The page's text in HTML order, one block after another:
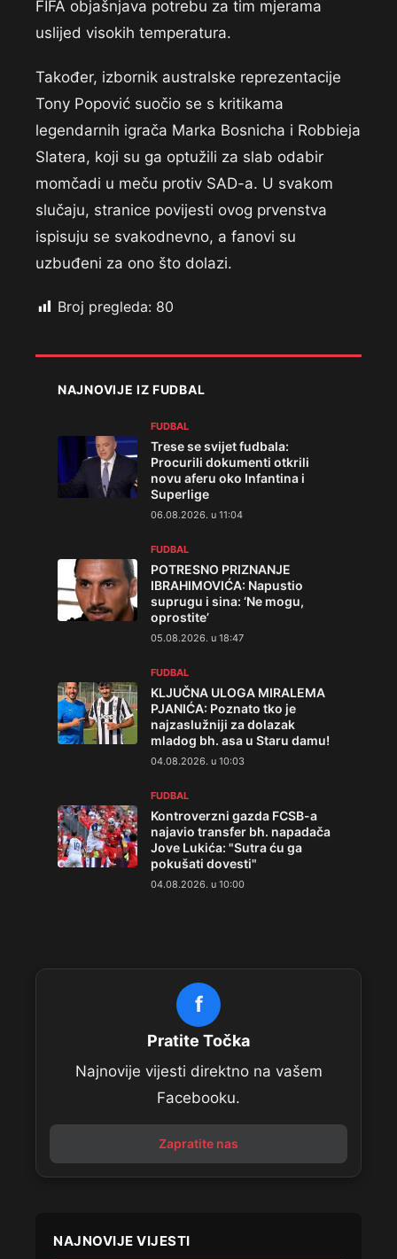
FIFA objašnjava potrebu za tim mjerama
uslijed visokih temperatura.
Također, izbornik australske reprezentacije
Tony Popović suočio se s kritikama
legendarnih igrača Marka Bosnicha i Robbieja
Slatera, koji su ga optužili za slab odabir
momčadi u meču protiv SAD-a. U svakom
slučaju, stranice povijesti ovog prvenstva
ispisuju se svakodnevno, a fanovi su
uzbuđeni za ono što dolazi.
Broj pregleda: 80
NAJNOVIJE IZ FUDBAL
FUDBAL
Trese se svijet fudbala:
Procurili dokumenti otkrili
novu aferu oko Infantina i
Superlige
06.08.2026. u 11:04
FUDBAL
POTRESNO PRIZNANJE
IBRAHIMOVIĆA: Napustio
suprugu i sina: ‘Ne mogu,
oprostite’
05.08.2026. u 18:47
FUDBAL
KLJUČNA ULOGA MIRALEMA
PJANIĆA: Poznato tko je
najzaslužniji za dolazak
mladog bh. asa u Staru damu!
04.08.2026. u 10:03
FUDBAL
Kontroverzni gazda FCSB-a
najavio transfer bh. napadača
Jove Lukića: "Sutra ću ga
pokušati dovesti"
04.08.2026. u 10:00
f
Pratite Točka
Najnovije vijesti direktno na vašem
Facebooku.
Zapratite nas
NAJNOVIJE VIJESTI